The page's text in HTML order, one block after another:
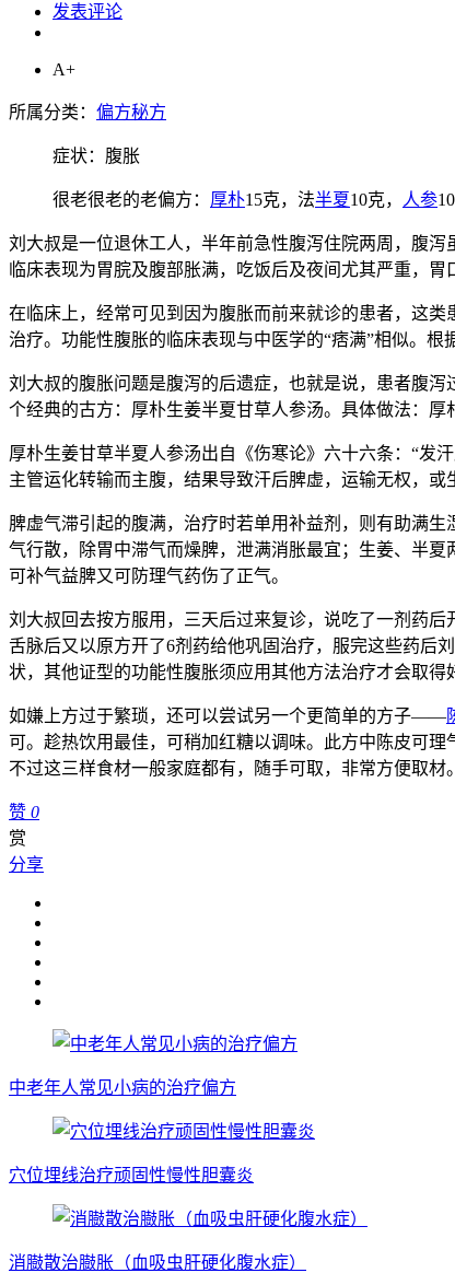
发表评论
A+
所属分类： 偏方秘方
症状：腹胀
很老很老的老偏方： 厚朴15克，法半夏10克， 人参
刘大叔是一位退休工人，半年前急性腹泻住院两周，腹
临床表现为胃脘及腹部胀满，吃饭后及夜间尤其严重，
在临床上，经常可见到因为腹胀而前来就诊的患者，这
治疗。功能性腹胀的临床表现与中医学的“痞满”相似。
刘大叔的腹胀问题是腹泻的后遗症，也就是说，患者腹
个经典的古方：厚朴生姜半夏甘草人参汤。具体做法：厚
厚朴生姜甘草半夏人参汤出自《伤寒论》六十六条：“发
主管运化转输而主腹，结果导致汗后脾虚，运输无权，
脾虚气滞引起的腹满，治疗时若单用补益剂，则有助满
气行散，除胃中滞气而燥脾，泄满消胀最宜；生姜、半
可补气益脾又可防理气药伤了正气。
刘大叔回去按方服用，三天后过来复诊，说吃了一剂药
舌脉后又以原方开了6剂药给他巩固治疗，服完这些药后
状，其他证型的功能性腹胀须应用其他方法治疗才会取得
如嫌上方过于繁琐，还可以尝试另一个更简单的方子——
可。趁热饮用最佳，可稍加红糖以调味。此方中陈皮可
不过这三样食材一般家庭都有，随手可取，非常方便取
赞 0
赏
分享
中老年人常见小病的治疗偏方
穴位埋线治疗顽固性慢性胆囊炎
消臌散治臌胀（血吸虫肝硬化腹水症）